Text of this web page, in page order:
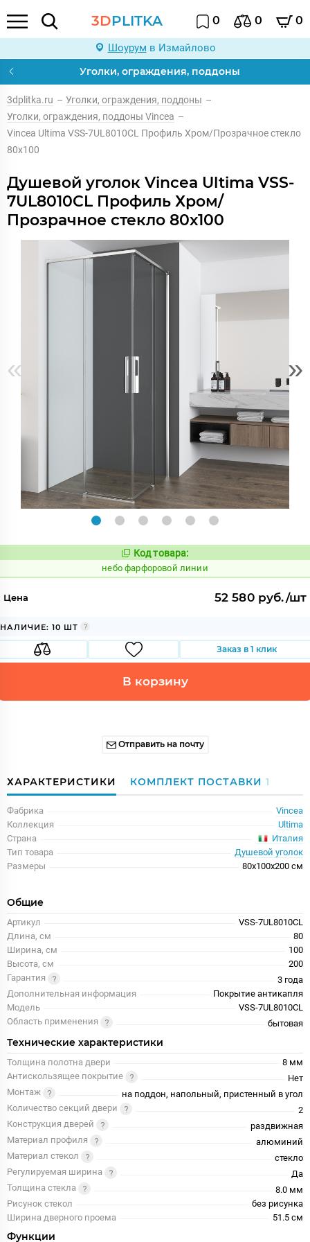
3DPLITKA 0 0 0
Шоурум в Измайлово
Уголки, ограждения, поддоны
3dplitka.ru – Уголки, ограждения, поддоны –
Уголки, ограждения, поддоны Vincea –
Vincea Ultima VSS-7UL8010CL Профиль Хром/Прозрачное стекло
80х100
Душевой уголок Vincea Ultima VSS-
7UL8010CL Профиль Хром/
Прозрачное стекло 80х100
« »
Код:
1123294
Код товара:
небо фарфоровой линии
Цена 52 580 руб./шт
НАЛИЧИЕ: 10 ШТ
Заказ в 1 клик
В корзину
Отправить на почту
ХАРАКТЕРИСТИКИ КОМПЛЕКТ ПОСТАВКИ 1
Фабрика
Vincea
Коллекция
Ultima
Страна
Италия
Тип товара
Душевой уголок
Размеры
80x100x200 см
Общие
Артикул
VSS-7UL8010CL
Длина, см
80
Ширина, см
100
Высота, см
200
Гарантия
3 года
Дополнительная информация
Покрытие антикапля
Модель
VSS-7UL8010CL
Область применения
бытовая
Технические характеристики
Толщина полотна двери
8 мм
Антискользящее покрытие
Нет
Монтаж
на поддон, напольный, пристенный в угол
Количество секций двери
2
Конструкция дверей
раздвижная
Материал профиля
алюминий
Материал стекол
стекло
Регулируемая ширина
Да
Толщина стекла
8.0 мм
Рисунок стекол
без рисунка
Ширина дверного проема
51.5 см
Функции